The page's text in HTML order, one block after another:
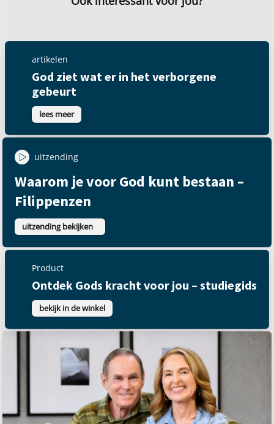
artikelen
God ziet wat er in het
uitzending
Waarom je voor God kunt bestaan –
Filippenzen
uitzending bekijken
Product
Ontdek Gods kracht voor jou – studiegids
bekijk in de winkel